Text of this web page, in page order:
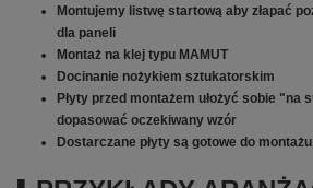
Montujemy listwę startową aby złapać
dla paneli
Montaż na klej typu MAMUT
Docinanie nożykiem sztukatorskim
Płyty przed montażem ułożyć sobie "na
dopasować oczekiwany wzór
Dostarczane płyty są gotowe do